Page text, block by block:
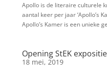
Apollo is de literaire culturele
aantal keer per jaar ‘Apollo’s
Apollo’s Kamer is een unieke
Opening StEK expositie
18 mei, 2019